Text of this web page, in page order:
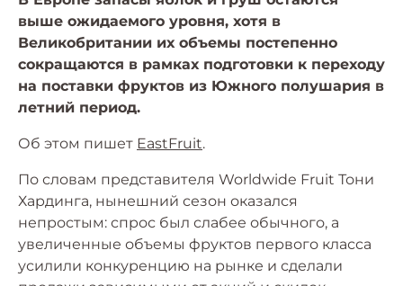
выше ожидаемого уровня, хотя в
Великобритании их объемы постепенно
сокращаются в рамках подготовки к переходу
на поставки фруктов из Южного полушария в
летний период.
Об этом пишет EastFruit.
По словам представителя Worldwide Fruit Тони
Хардинга, нынешний сезон оказался
непростым: спрос был слабее обычного, а
увеличенные объемы фруктов первого класса
усилили конкуренцию на рынке и сделали